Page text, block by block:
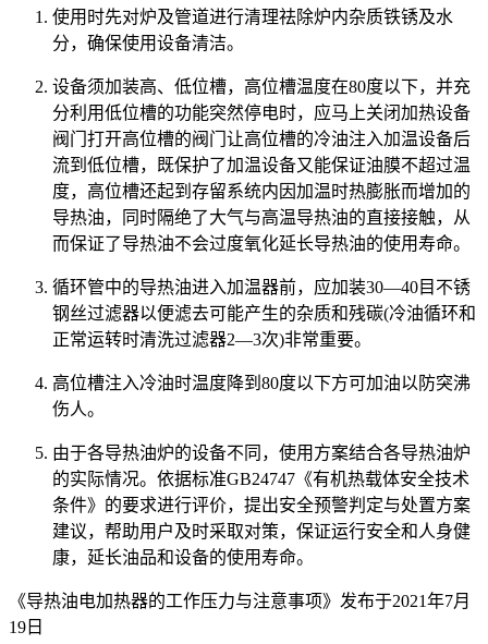
使用时先对炉及管道进行清理祛除炉内杂质铁锈及水
分，确保使用设备清洁。
设备须加装高、低位槽，高位槽温度在80度以下，并充
分利用低位槽的功能突然停电时，应马上关闭加热设备
阀门打开高位槽的阀门让高位槽的冷油注入加温设备后
流到低位槽，既保护了加温设备又能保证油膜不超过温
度，高位槽还起到存留系统内因加温时热膨胀而增加的
导热油，同时隔绝了大气与高温导热油的直接接触，从
而保证了导热油不会过度氧化延长导热油的使用寿命。
循环管中的导热油进入加温器前，应加装30—40目不锈
钢丝过滤器以便滤去可能产生的杂质和残碳(冷油循环和
正常运转时清洗过滤器2—3次)非常重要。
高位槽注入冷油时温度降到80度以下方可加油以防突沸
伤人。
由于各导热油炉的设备不同，使用方案结合各导热油炉
的实际情况。依据标准GB24747《有机热载体安全技术
条件》的要求进行评价，提出安全预警判定与处置方案
建议，帮助用户及时采取对策，保证运行安全和人身健
康，延长油品和设备的使用寿命。
《导热油电加热器的工作压力与注意事项》发布于2021年7月
19日